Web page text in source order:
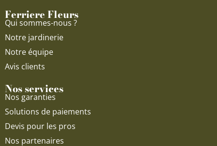
Ferriere Fleurs
Qui sommes-nous ?
Notre jardinerie
Notre équipe
Avis clients
Nos services
Nos garanties
Solutions de paiements
Devis pour les pros
Nos partenaires